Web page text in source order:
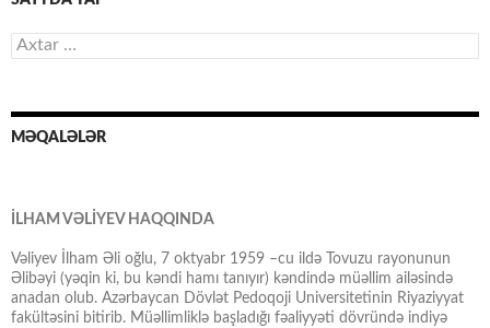
Axtarış:
MƏQALƏLƏR
İLHAM VƏLİYEV HAQQINDA
Vəliyev İlham Əli oğlu, 7 oktyabr 1959 –cu ildə Tovuzu rayonunun
Əlibəyi (yəqin ki, bu kəndi hamı tanıyır) kəndində müəllim ailəsində
anadan olub. Azərbaycan Dövlət Pedoqoji Universitetinin Riyaziyyat
fakültəsini bitirib. Müəllimliklə başladığı fəaliyyəti dövründə indiyə